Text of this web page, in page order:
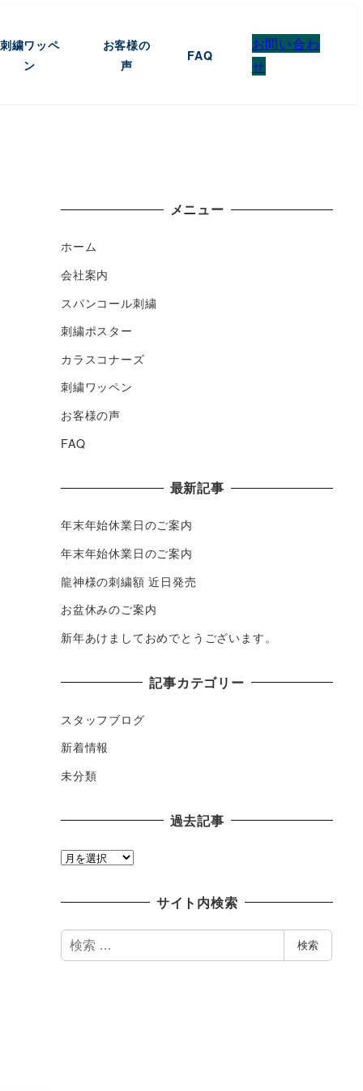
刺繍ワッペ
ン
お客様の
声
FAQ
お問い合わ
せ
メニュー
ホーム
会社案内
スパンコール刺繍
刺繍ポスター
カラスコナーズ
刺繍ワッペン
お客様の声
FAQ
最新記事
年末年始休業日のご案内
年末年始休業日のご案内
龍神様の刺繍額 近日発売
お盆休みのご案内
新年あけましておめでとうございます。
記事カテゴリー
スタッフブログ
新着情報
未分類
過去記事
過
サイト内検索
検
索
検索